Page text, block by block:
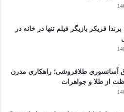
فریکر بازیگر فیلم تنها در خانه در
آسانسوری طلافروشی؛ راهکاری مدرن
از طلا و جواهرات